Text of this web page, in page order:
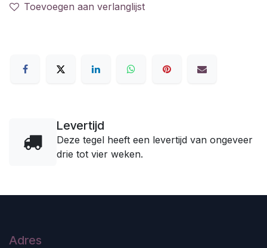
Toevoegen aan verlanglijst
Levertijd
Deze tegel heeft een levertijd van ongeveer
drie tot vier weken.
Adres